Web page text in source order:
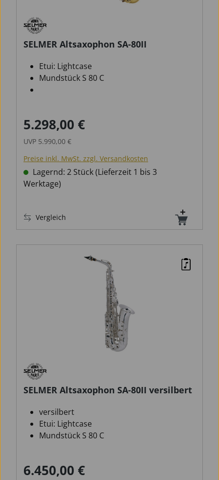
SELMER Altsaxophon SA-80II
Etui: Lightcase
Mundstück S 80 C
Verkaufspreis:
5.298,00 €
UVP 5.990,00 €
Preise inkl. MwSt. zzgl. Versandkosten
Lagernd: 2 Stück (Lieferzeit 1 bis 3
Werktage)
Vergleich
SELMER Altsaxophon SA-80II versilbert
versilbert
Etui: Lightcase
Mundstück S 80 C
Verkaufspreis:
6.450,00 €